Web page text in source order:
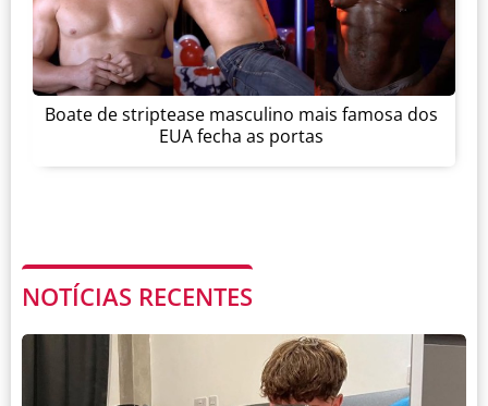
Boate de striptease masculino mais famosa dos
EUA fecha as portas
NOTÍCIAS RECENTES